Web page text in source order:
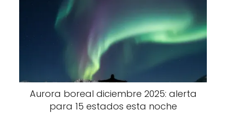
Aurora boreal diciembre 2025: alerta
para 15 estados esta noche